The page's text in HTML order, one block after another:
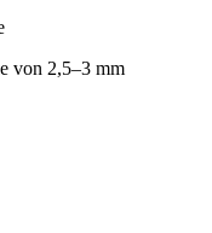
von 2,5–3 mm